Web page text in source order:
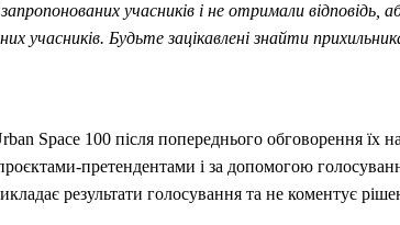
учасників і не отримали відповідь,
учасників. Будьте зацікавлені знайти
Space 100 після попереднього обговорення їх
претендентами і за допомогою
результати голосування та не коментує